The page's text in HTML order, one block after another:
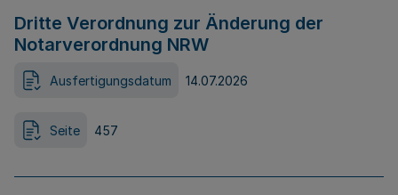
Dritte Verordnung zur Änderung der
Notarverordnung NRW
Ausfertigungsdatum 14.07.2026
Seite 457